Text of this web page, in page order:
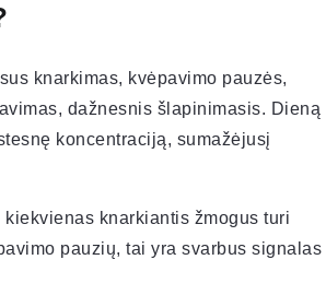
knarkimas, kvėpavimo pauzės,
dažnesnis šlapinimasis. Dieną
koncentraciją, sumažėjusį
knarkiantis žmogus turi
pauzių, tai yra svarbus signalas